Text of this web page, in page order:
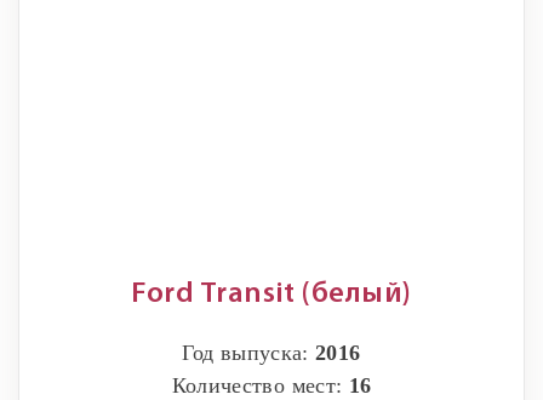
Ford Transit (белый)
Год выпуска:2016
Количество мест: 16